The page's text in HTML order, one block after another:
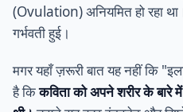
(Ovulation) अनियमित हो रहा
गर्भवती हुई।
मगर यहाँ ज़रूरी बात यह नहीं कि
है किकविता को अपने शरीर के बारे